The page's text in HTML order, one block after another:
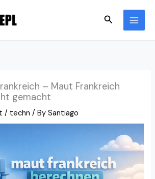
Search
– Maut Frankreich
gemacht
/ techn / BySantiago